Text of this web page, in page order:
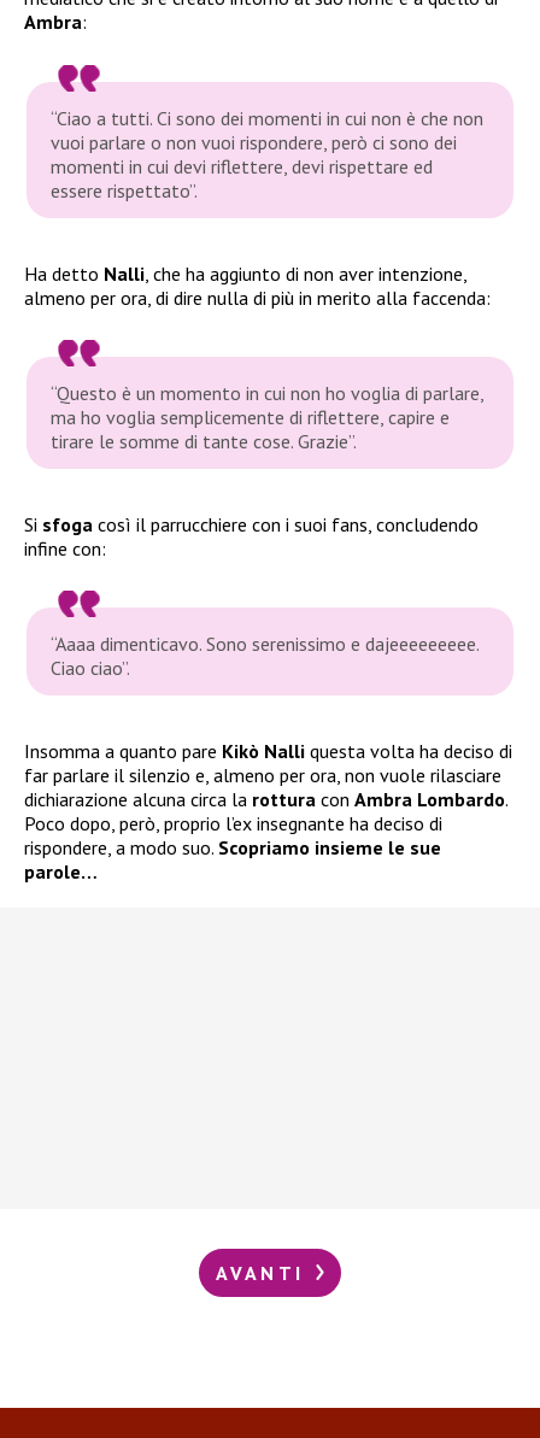
Ambra:
“Ciao a tutti. Ci sono dei momenti in cui non è che non
vuoi parlare o non vuoi rispondere, però ci sono dei
momenti in cui devi riflettere, devi rispettare ed
essere rispettato”.
Ha detto Nalli , che ha aggiunto di non aver intenzione,
almeno per ora, di dire nulla di più in merito alla faccenda:
“Questo è un momento in cui non ho voglia di parlare,
ma ho voglia semplicemente di riflettere, capire e
tirare le somme di tante cose. Grazie”.
Si sfoga così il parrucchiere con i suoi fans, concludendo
infine con:
“Aaaa dimenticavo. Sono serenissimo e dajeeeeeeeee.
Ciao ciao”.
Insomma a quanto pare Kikò Nalli questa volta ha deciso di
far parlare il silenzio e, almeno per ora, non vuole rilasciare
dichiarazione alcuna circa la rottura con Ambra Lombardo.
Poco dopo, però, proprio l’ex insegnante ha deciso di
rispondere, a modo suo. Scopriamo insieme le sue
parole…
AVANTI